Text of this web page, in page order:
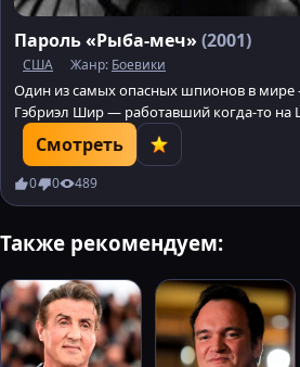
Пароль «Рыба-меч» (2001)
США Жанр: Боевики
Один из самых опасных шпионов в
Гэбриэл Шир — работавший когда-то на
гениальным преступником, задумывает
миллиардов долларов из нелегальных
фондов.
Смотреть
0 0 489
Также рекомендуем: